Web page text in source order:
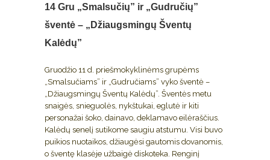
14 Gru „Smalsučių” ir „Gudručių”
šventė – „Džiaugsmingų Šventų
Kalėdų”
Gruodžio 11 d. priešmokyklinėms grupėms
„Smalsučiams” ir „Gudručiams” vyko šventė –
„Džiaugsmingų Šventų Kalėdų”. Šventės metu
snaigės, snieguolės, nykštukai, eglutė ir kiti
personažai šoko, dainavo, deklamavo eilėraščius.
Kalėdų senelį sutikome saugiu atstumu. Visi buvo
puikios nuotaikos, džiaugėsi gautomis dovanomis,
o šventę klasėje užbaigė diskoteka. Renginį